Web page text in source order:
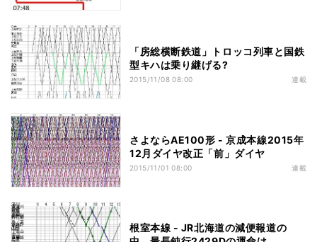
「房総横断鉄道」トロッコ列車と国鉄
型キハは乗り継げる?
2015/11/08 08:00 連載
さよならAE100形 - 京成本線2015年
12月ダイヤ改正「前」ダイヤ
2015/11/01 08:00 連載
根室本線 - JR北海道の減便報道の